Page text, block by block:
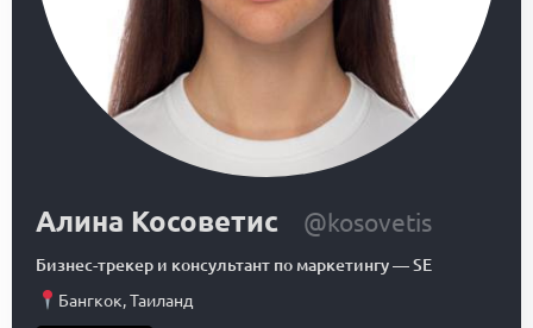
Алина Косоветис @kosovetis
Бизнес-трекер и консультант по маркетингу—SE
Бангкок,Таиланд